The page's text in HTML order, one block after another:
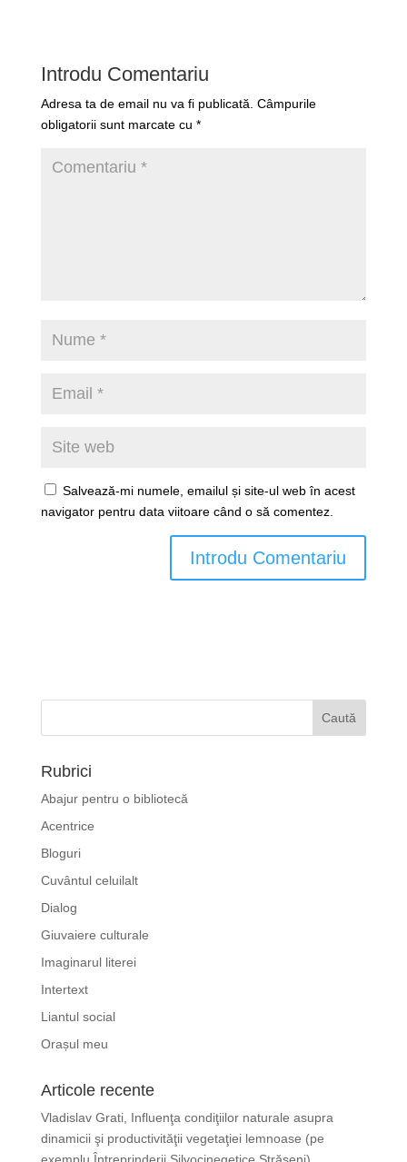
Introdu Comentariu
Adresa ta de email nu va fi publicată. Câmpurile
obligatorii sunt marcate cu *
Salvează-mi numele, emailul și site-ul web în acest
navigator pentru data viitoare când o să comentez.
Rubrici
Abajur pentru o bibliotecă
Acentrice
Bloguri
Cuvântul celuilalt
Dialog
Giuvaiere culturale
Imaginarul literei
Intertext
Liantul social
Orașul meu
Articole recente
Vladislav Grati, Influenţa condiţiilor naturale asupra
dinamicii şi productivităţii vegetaţiei lemnoase (pe